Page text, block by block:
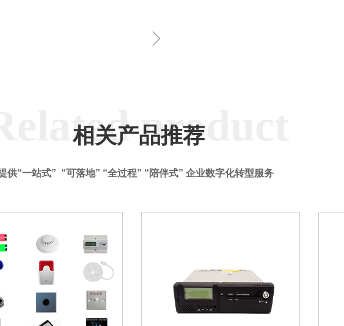
ꁇ
供“一站式” “可落地” “全过程” “陪伴式” 企业数字化转型服务
product
相关产品推荐